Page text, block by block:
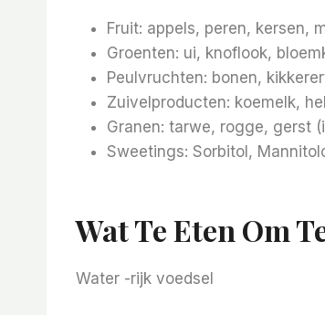
Fruit: appels, peren, kersen,
Groenten: ui, knoflook,
Peulvruchten: bonen,
Zuivelproducten: koemelk,
Granen: tarwe, rogge, gerst
Sweetings: Sorbitol,
Wat Te Eten Om
Water -rijk voedsel